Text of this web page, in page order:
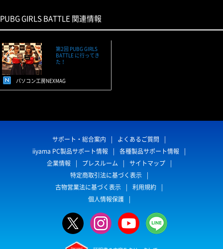
PUBG GIRLS BATTLE 関連情報
第2回 PUBG GIRLS
BATTLE に行ってき
た！
パソコン工房NEXMAG
サポート・総合案内
よくあるご質問
iiyama PC製品サポート情報
各種製品サポート情報
企業情報
プレスルーム
サイトマップ
特定商取引法に基づく表示
古物営業法に基づく表示
利用規約
個人情報保護